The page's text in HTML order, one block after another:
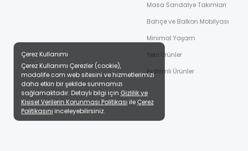
Masa Sandalye Takımları
Bahçe ve Balkon Mobilyası
Minimal Yaşam
Yeni Ürünler
İndirimli Ürünler
Çerez Kullanımı
Çerez Kullanımı Çerezler (cookie),
modalife.com web sitesini ve hizmetlerimizi
daha etkin bir şekilde sunmamızı
sağlamaktadır. Detaylı bilgi için Gizlilik ve
Kişisel Verilerin Korunması Politikası ile Çerez
Politikasını inceleyebilirsiniz.